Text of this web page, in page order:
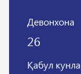
Девонхона
26
Қабул